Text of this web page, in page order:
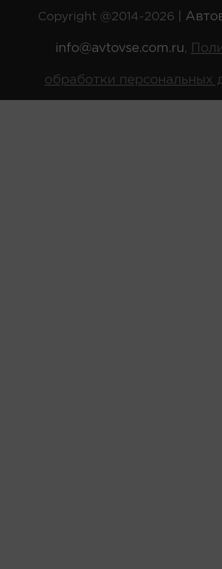
Copyright @2014-2026 |
info@avtovse.com.ru,
обработки персональных